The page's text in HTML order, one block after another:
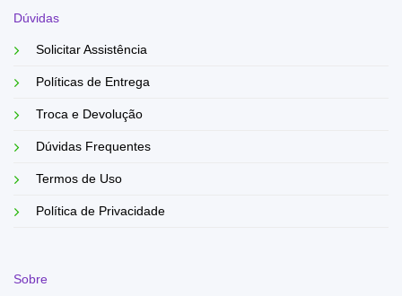
Dúvidas
Solicitar Assistência
Políticas de Entrega
Troca e Devolução
Dúvidas Frequentes
Termos de Uso
Política de Privacidade
Sobre